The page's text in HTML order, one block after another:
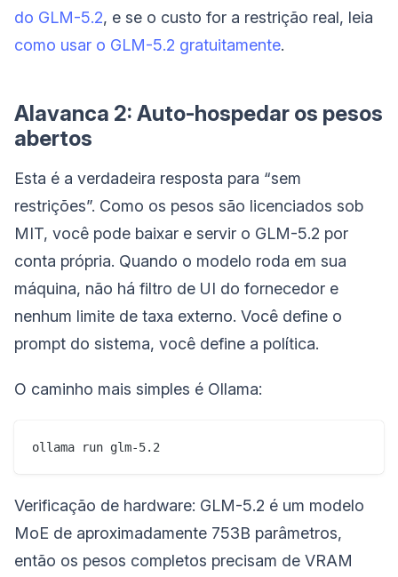
do GLM-5.2, e se o custo for a restrição real, leia
como usar o GLM-5.2 gratuitamente.
Alavanca 2: Auto-hospedar os pesos
abertos
Esta é a verdadeira resposta para “sem
restrições”. Como os pesos são licenciados sob
MIT, você pode baixar e servir o GLM-5.2 por
conta própria. Quando o modelo roda em sua
máquina, não há filtro de UI do fornecedor e
nenhum limite de taxa externo. Você define o
prompt do sistema, você define a política.
O caminho mais simples é Ollama:
Verificação de hardware: GLM-5.2 é um modelo
MoE de aproximadamente 753B parâmetros,
então os pesos completos precisam de VRAM